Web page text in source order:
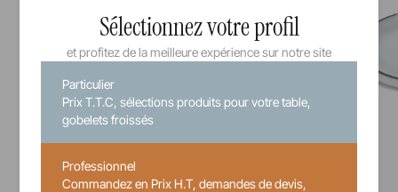
Sélectionnez votre profil
et profitez de la meilleure expérience sur notre site
Particulier
Prix T.T.C, sélections produits pour votre table,
gobelets froissés
Professionnel
Commandez en Prix H.T, demandes de devis,